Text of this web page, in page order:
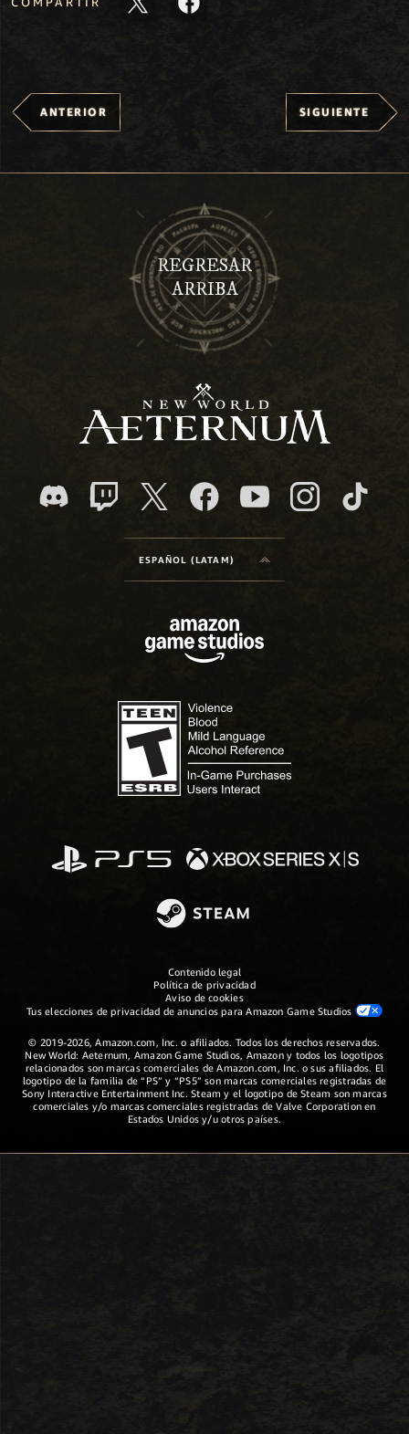
ANTERIOR SIGUIENTE
REGRESAR
ARRIBA
ESPAÑOL (LATAM)
Contenido legal
Política de privacidad
Aviso de cookies
Tus elecciones de privacidad de anuncios para Amazon Game Studios
© 2019-2026, Amazon.com, Inc. o afiliados. Todos los derechos reservados.
New World: Aeternum, Amazon Game Studios, Amazon y todos los logotipos
relacionados son marcas comerciales de Amazon.com, Inc. o sus afiliados. El
logotipo de la familia de “PS” y “PS5” son marcas comerciales registradas de
Sony Interactive Entertainment Inc. Steam y el logotipo de Steam son marcas
comerciales y/o marcas comerciales registradas de Valve Corporation en
Estados Unidos y/u otros países.